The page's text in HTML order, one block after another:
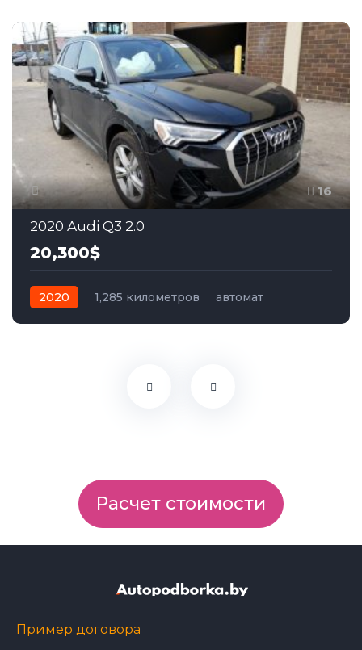
16
2020 Audi Q3 2.0
20,300$
2020 1,285 километров
автомат
Расчет стоимости
Пример договора